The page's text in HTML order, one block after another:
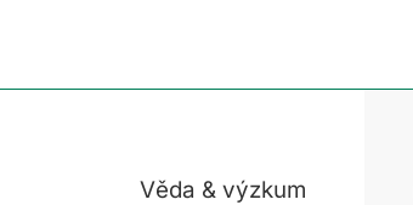
Věda & výzkum